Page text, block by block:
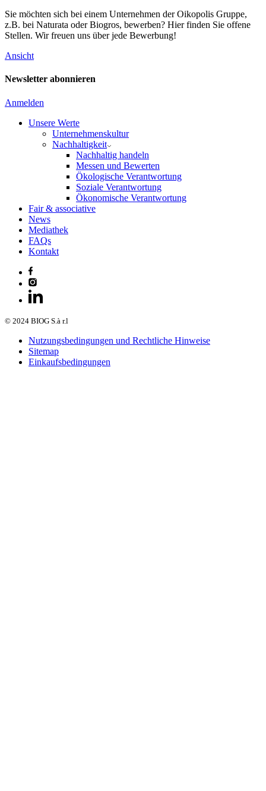
Sie möchten sich bei einem Unternehmen der Oikopolis Gruppe,
z.B. bei Naturata oder Biogros, bewerben? Hier finden Sie offene
Stellen. Wir freuen uns über jede Bewerbung!
Ansicht
Newsletter abonnieren
Anmelden
Unsere Werte
Unternehmenskultur
Nachhaltigkeit
Nachhaltig handeln
Messen und Bewerten
Ökologische Verantwortung
Soziale Verantwortung
Ökonomische Verantwortung
Fair & associative
News
Mediathek
FAQs
Kontakt
© 2024 BIOG S.à r.l
Nutzungsbedingungen und Rechtliche Hinweise
Sitemap
Einkaufsbedingungen